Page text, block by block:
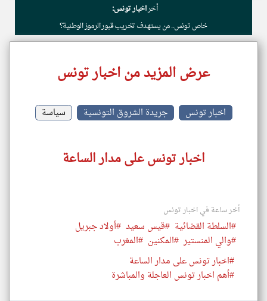
أخراخبار تونس:
خاص تونس.. من يستهدف تخريب قبور الرموز الوطنية؟
عرض المزيد من اخبار تونس
اخبار تونس جريدة الشروق التونسية سياسة
اخبار تونس على مدار الساعة
أخر ساعة في اخبار تونس
#السلطة القضائية #قيس سعيد #أولاد جبريل
#والي المنستير #المكنين #المغرب
#اخبار تونس على مدار الساعة
#أهم اخبار تونس العاجلة والمباشرة